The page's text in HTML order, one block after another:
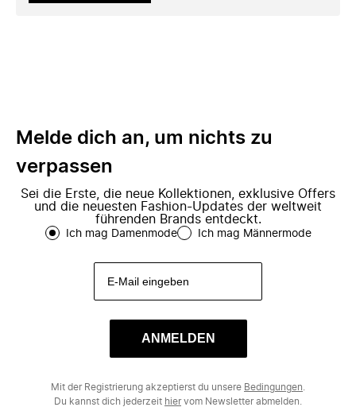
Melde dich an, um nichts zu
verpassen
Sei die Erste, die neue Kollektionen, exklusive Offers
und die neuesten Fashion-Updates der weltweit
führenden Brands entdeckt.
Ich mag Damenmode Ich mag Männermode
ANMELDEN
Mit der Registrierung akzeptierst du unsere Bedingungen
Du kannst dich jederzeit hiervom Newsletter abmelden.